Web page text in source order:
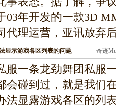
03年开发的一款3D
代理运营，亚讯放弃
显示游戏各区列表的问题 奇迹
条
服一条龙劲舞团私服
会碰到过，就是我们
法显露游戏各区的列